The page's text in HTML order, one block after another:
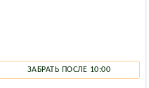
ЗАБРАТЬ ПОСЛЕ 10:00